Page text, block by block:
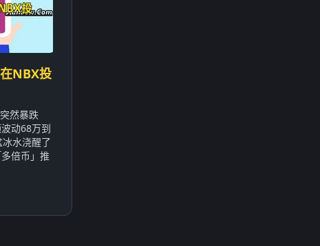
NBX投
然暴跌
动68万到
水浇醒了
倍币」推